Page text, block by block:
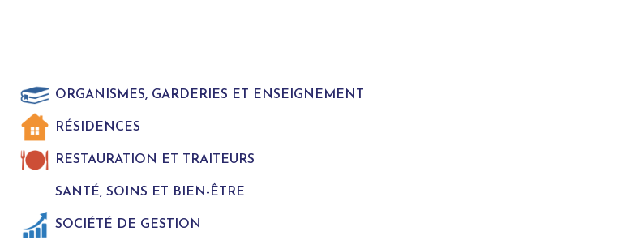
ORGANISMES, GARDERIES ET ENSEIGNEMENT
RÉSIDENCES
RESTAURATION ET TRAITEURS
SANTÉ, SOINS ET BIEN-ÊTRE
SOCIÉTÉ DE GESTION